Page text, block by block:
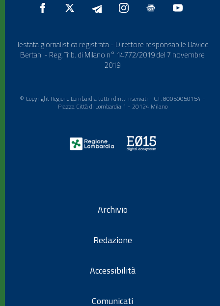
Testata giornalistica registrata - Direttore responsabile Davide
Bertani - Reg. Trib. di Milano n° 14772/2019 del 7 novembre
2019
© Copyright Regione Lombardia tutti i diritti riservati - C.F. 80050050154 -
Piazza Città di Lombardia 1 - 20124 Milano
Archivio
Redazione
Accessibilità
Comunicati